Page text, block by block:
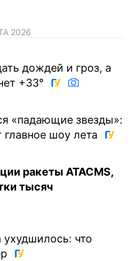
2026
дождей и гроз, а
+33°
«падающие звезды»:
шоу лета
ракеты ATACMS,
тысяч
что